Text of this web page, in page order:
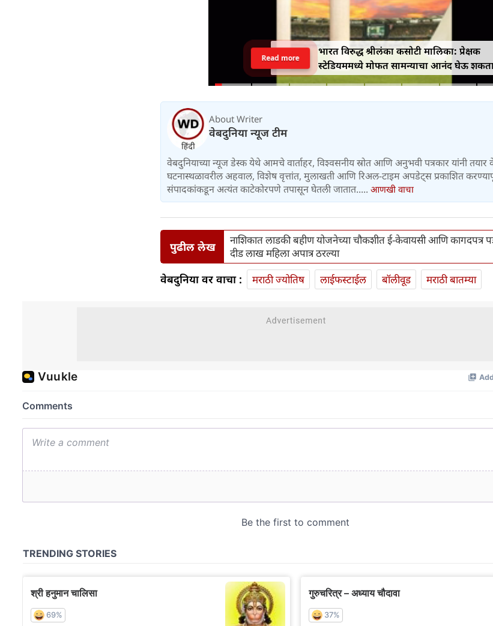
भारत विरुद्ध श्रीलंका कसोटी मालिका: प्रेक्षक
स्टेडियममध्ये मोफत सामन्याचा आनंद घेऊ
Read more
About Writer
वेबदुनिया न्यूज टीम
वेबदुनियाच्या न्यूज डेस्क येथे आमचे वार्ताहर, विश्वसनीय स्रोत आणि अनुभवी पत्रकार यांनी तयार
घटनास्थळावरील अहवाल, विशेष वृत्तांत, मुलाखती आणि रिअल-टाइम अपडेट्स प्रकाशित
संपादकांकडून अत्यंत काटेकोरपणे तपासून घेतली जातात..... आणखी वाचा
पुढील लेख
नाशिकात लाडकी बहीण योजनेच्या चौकशीत ई-केवायसी आणि कागदपत्र
दीड लाख महिला अपात्र ठरल्या
वेबदुनिया वर वाचा : मराठी ज्योतिष लाईफस्टाईल बॉलीवूड मराठी बातम्या